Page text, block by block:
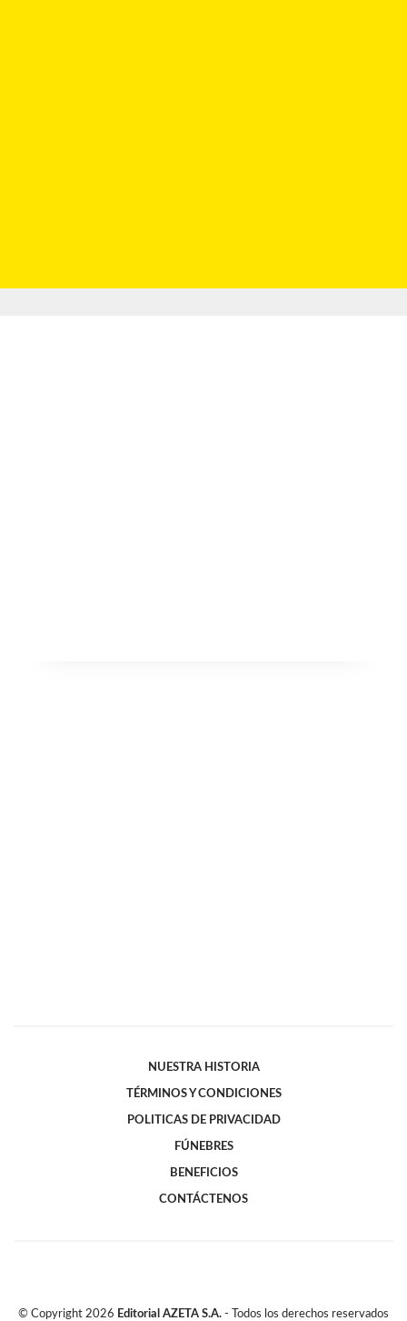
NUESTRA HISTORIA
TÉRMINOS Y CONDICIONES
POLITICAS DE PRIVACIDAD
FÚNEBRES
BENEFICIOS
CONTÁCTENOS
© Copyright 2026 Editorial AZETA S.A. - Todos los derechos reservados